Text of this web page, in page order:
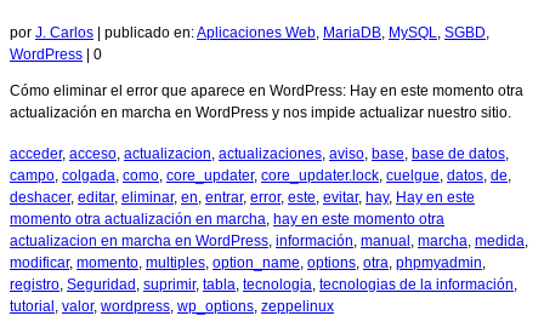
por J. Carlos publicado en:Aplicaciones Web, MariaDB, MySQL, SGBD,
WordPress
0
Cómo eliminar el error que aparece en WordPress: Hay en este momento otra
actualización en marcha en WordPress y nos impide actualizar nuestro sitio.
acceder, acceso, actualizacion, actualizaciones, aviso, base, base de datos,
campo, colgada, como, core_updater, core_updater.lock, cuelgue, datos, de,
deshacer, editar, eliminar, en, entrar, error, este, evitar, hay, Hay en este
momento otra actualización en marcha, hay en este momento otra
actualizacion en marcha en WordPress, información, manual , marcha, medida,
modificar, momento, multiples, option_name, options, otra, phpmyadmin,
registro, Seguridad , suprimir, tabla, tecnologia, tecnologias de la información,
tutorial , valor, wordpress, wp_options, zeppelinux